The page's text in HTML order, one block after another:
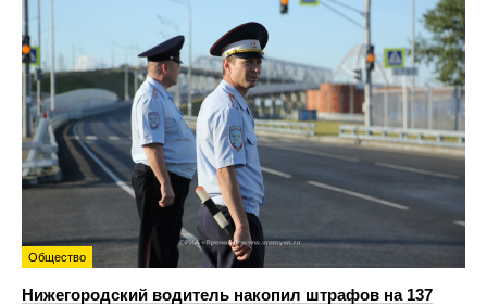
Общество
Нижегородский водитель накопил штрафов на 137